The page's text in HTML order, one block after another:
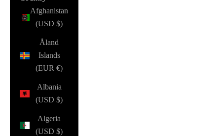
Afghanistan
(USD $)
Åland
Islands
(EUR €)
Albania
(USD $)
Algeria
(USD $)